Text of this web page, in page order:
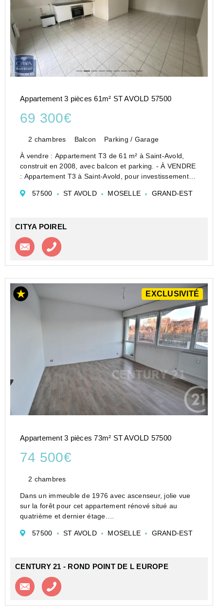
AVOLD
Appartement 3 pièces 61m² ST AVOLD 57500
69 300€
2 chambres Balcon Parking / Garage
À vendre : Appartement T3 de 61 m² à Saint-Avold,
construit en 2008, avec balcon et parking. - À VENDRE
: Appartement T3 à Saint-Avold, pour investissement
2008, cet appartement de 61 m² offre un cadre de...
57500 ST AVOLD MOSELLE GRAND-EST
CITYA POIREL
Contacter l'agence
EXCLUSIVITÉ
Appartement 3 pièces 73m² ST AVOLD 57500
74 500€
2 chambres
Dans un immeuble de 1976 avec ascenseur, jolie vue
sur la forêt pour cet appartement rénové situé au
quatrième et dernier étage.
immédiatement un espace de vie fonctionnel où
57500 ST AVOLD MOSELLE GRAND-EST
CENTURY 21 - ROND POINT DE L EUROPE
Contacter l'agence